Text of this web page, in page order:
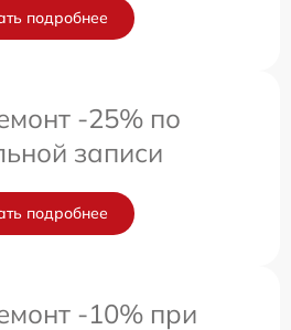
подробнее
-25% по
записи
подробнее
-10% при